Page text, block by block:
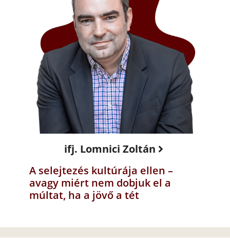
ifj. Lomnici Zoltán
A selejtezés kultúrája ellen –
avagy miért nem dobjuk el a
múltat, ha a jövő a tét